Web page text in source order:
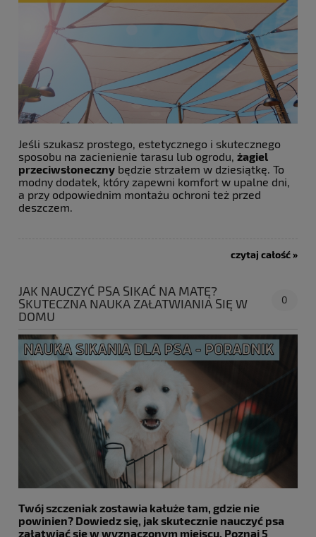
Jeśli szukasz prostego, estetycznego i skutecznego
sposobu na zacienienie tarasu lub ogrodu, żagiel
przeciwsłoneczny będzie strzałem w dziesiątkę. To
modny dodatek, który zapewni komfort w upalne dni,
a przy odpowiednim montażu ochroni też przed
deszczem.
czytaj całość »
JAK NAUCZYĆ PSA SIKAĆ NA MATĘ?
SKUTECZNA NAUKA ZAŁATWIANIA SIĘ W
DOMU
0
Twój szczeniak zostawia kałuże tam, gdzie nie
powinien? Dowiedz się, jak skutecznie nauczyć psa
załatwiać się w wyznaczonym miejscu. Poznaj 5